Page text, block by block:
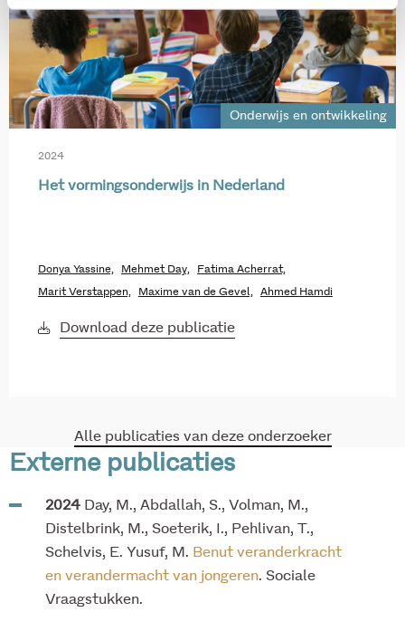
Onderwijs en ontwikkeling
2024
Het vormingsonderwijs in Nederland
Donya Yassine, Mehmet Day, Fatima Acherrat,
Marit Verstappen, Maxime van de Gevel, Ahmed Hamdi
Download deze publicatie
Alle publicaties van deze onderzoeker
Externe publicaties
2024 Day, M., Abdallah, S., Volman, M.,
Distelbrink, M., Soeterik, I., Pehlivan, T.,
Schelvis, E. Yusuf, M. Benut veranderkracht
en verandermacht van jongeren. Sociale
Vraagstukken.